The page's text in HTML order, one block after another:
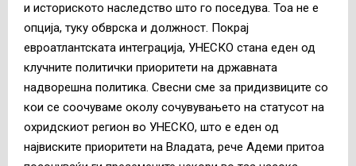
и историското наследство што го поседува. Тоа не е
опција, туку обврска и должност. Покрај
евроатлантската интеграција, УНЕСКО стана еден од
клучните политички приоритети на државната
надворешна политика. Свесни сме за придизвиците со
кои се соочуваме околу сочувувањето на статусот на
охридскиот регион во УНЕСКО, што е еден од
највиските приоритети на Владата, рече Адеми притоа